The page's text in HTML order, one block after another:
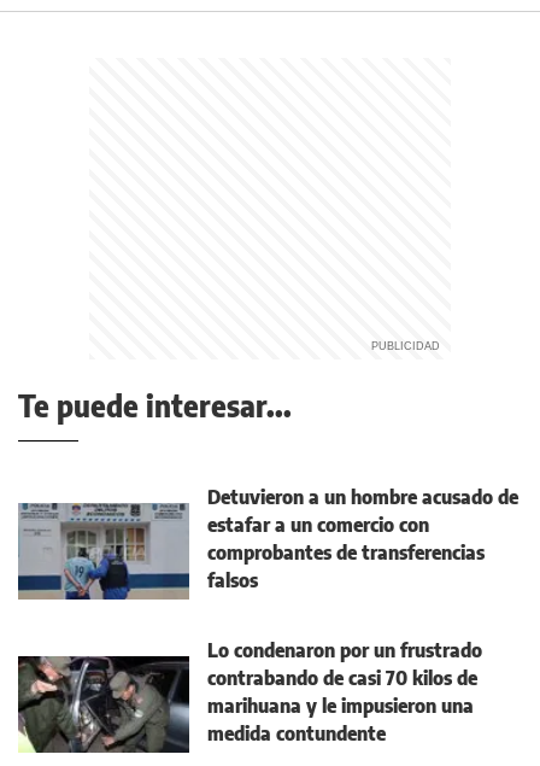
Te puede interesar...
Detuvieron a un hombre acusado de
estafar a un comercio con
comprobantes de transferencias
falsos
Lo condenaron por un frustrado
contrabando de casi 70 kilos de
marihuana y le impusieron una
medida contundente